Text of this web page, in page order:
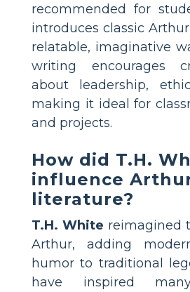
recommended for
introduces classic
relatable, imaginative
writing encourages
about leadership,
making it ideal for
and projects.
How did T.H.
influence
literature?
T.H. White reimagined
Arthur, adding
humor to traditional
have inspired